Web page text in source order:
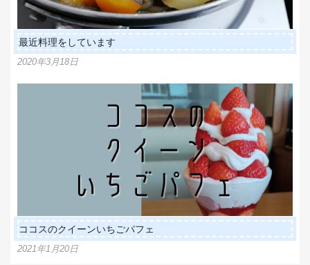
最近料理をしています
2020年3月18日
ココスのクイーンいちごパフェ
2021年1月20日